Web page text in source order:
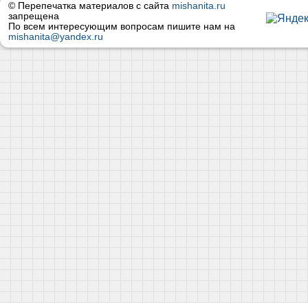
© Перепечатка материалов с сайта mishanita.ru
запрещена
По всем интересующим вопросам пишите нам на
mishanita@yandex.ru